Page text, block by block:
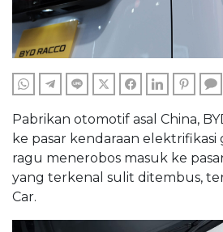
WHATSAPPTELEGRAM
LINE TWITTERFACEBOOKLINKEDIN
Pabrikan otomotif asal China,
ke pasar kendaraan
ragu menerobos masuk ke
yang terkenal sulit ditembus,
Car.